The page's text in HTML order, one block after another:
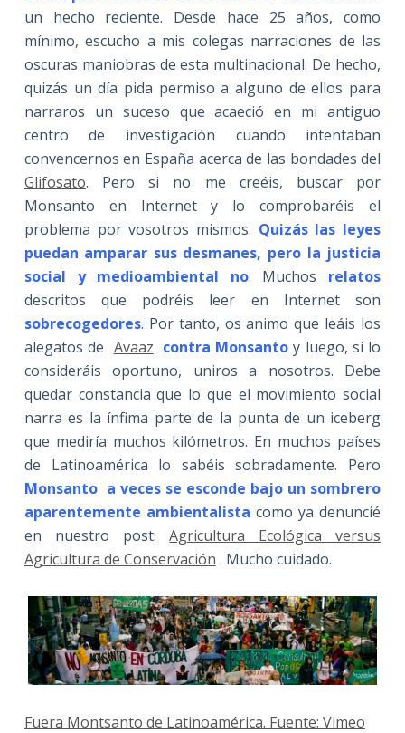
un hecho reciente. Desde hace 25 años, como
mínimo, escucho a mis colegas narraciones de las
oscuras maniobras de esta multinacional. De hecho,
quizás un día pida permiso a alguno de ellos para
narraros un suceso que acaeció en mi antiguo
centro de investigación cuando intentaban
convencernos en España acerca de las bondades del
Glifosato. Pero si no me creéis, buscar por
Monsanto en Internet y lo comprobaréis el
problema por vosotros mismos. Quizás las leyes
puedan amparar sus desmanes, pero la justicia
social y medioambiental no. Muchos relatos
descritos que podréis leer en Internet son
sobrecogedores. Por tanto, os animo que leáis los
alegatos de Avaaz contra Monsanto y luego, si lo
consideráis oportuno, uniros a nosotros. Debe
quedar constancia que lo que el movimiento social
narra es la ínfima parte de la punta de un iceberg
que mediría muchos kilómetros. En muchos países
de Latinoamérica lo sabéis sobradamente. Pero
Monsanto a veces se esconde bajo un sombrero
aparentemente ambientalista como ya denuncié
en nuestro post:Agricultura Ecológica versus
Agricultura de Conservación . Mucho cuidado.
Fuera Montsanto de Latinoamérica. Fuente: Vimeo